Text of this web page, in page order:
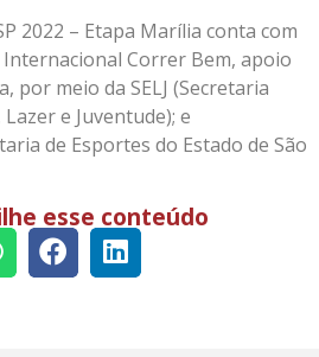
2022 – Etapa Marília conta com
Correr Bem, apoio
por meio da SELJ (Secretaria
e Juventude); e
de Esportes do Estado de São
esse conteúdo